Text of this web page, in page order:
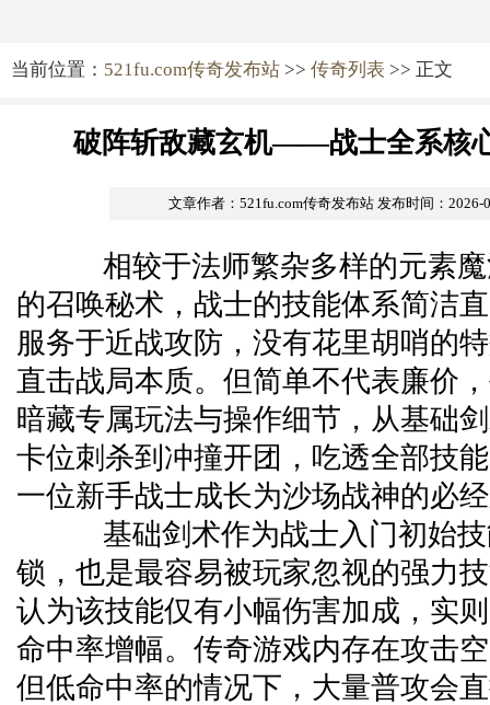
当前位置： 521fu.com传奇发布站 >> 传奇列表 >> 正文
破阵斩敌藏玄机——战士全系核
文章作者：521fu.com传奇发布站 发布时间：2026-
相较于法师繁杂多样的元素魔
的召唤秘术，战士的技能体系简洁
服务于近战攻防，没有花里胡哨的
直击战局本质。但简单不代表廉价
暗藏专属玩法与操作细节，从基础
卡位刺杀到冲撞开团，吃透全部技
一位新手战士成长为沙场战神的必
基础剑术作为战士入门初始技
锁，也是最容易被玩家忽视的强力
认为该技能仅有小幅伤害加成，实
命中率增幅。传奇游戏内存在攻击
但低命中率的情况下，大量普攻会